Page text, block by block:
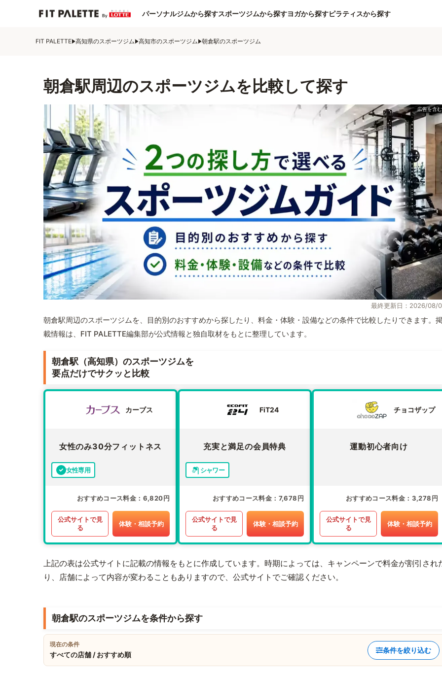
パーソナルジムから探すスポーツジムから探すヨガから探すピラティスから探す
FIT PALETTE 高知県のスポーツジム 高知市のスポーツジム 朝倉駅のスポーツジム
朝倉駅周辺のスポーツジムを比較して探す
最終更新日：2026/08/
朝倉駅周辺のスポーツジムを、目的別のおすすめから探したり、料金・体験・設備などの条件で比較したりできます。
載情報は、FIT PALETTE編集部が公式情報と独自取材をもとに整理しています。
朝倉駅（高知県）のスポーツジムを
要点だけでサクッと比較
カーブス
女性のみ30分フィットネス
女性専用
おすすめコース料金 6,820円
公式サイトで見
る
体験・相談予約
FiT24
充実と満足の会員特典
シャワー
おすすめコース料金 7,678円
公式サイトで見
る
体験・相談予約
チョコザップ
運動初心者向け
おすすめコース料金 3,278円
公式サイトで見
る
体験・相談予約
上記の表は公式サイトに記載の情報をもとに作成しています。時期によっては、キャンペーンで料金が割引され
り、店舗によって内容が変わることもありますので、公式サイトでご確認ください。
朝倉駅のスポーツジムを条件から探す
現在の条件
すべての店舗 / おすすめ順
条件を絞り込む